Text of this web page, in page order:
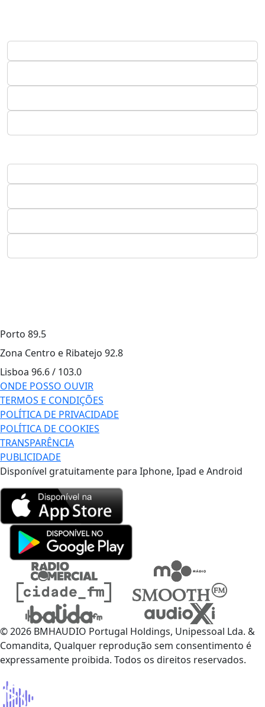
Porto 89.5
Zona Centro e Ribatejo 92.8
Lisboa 96.6 / 103.0
ONDE POSSO OUVIR
TERMOS E CONDIÇÕES
POLÍTICA DE PRIVACIDADE
POLÍTICA DE COOKIES
TRANSPARÊNCIA
PUBLICIDADE
Disponível gratuitamente para Iphone, Ipad e Android
© 2026 BMHAUDIO Portugal Holdings, Unipessoal Lda. &
Comandita, Qualquer reprodução sem consentimento é
expressamente proibida. Todos os direitos reservados.